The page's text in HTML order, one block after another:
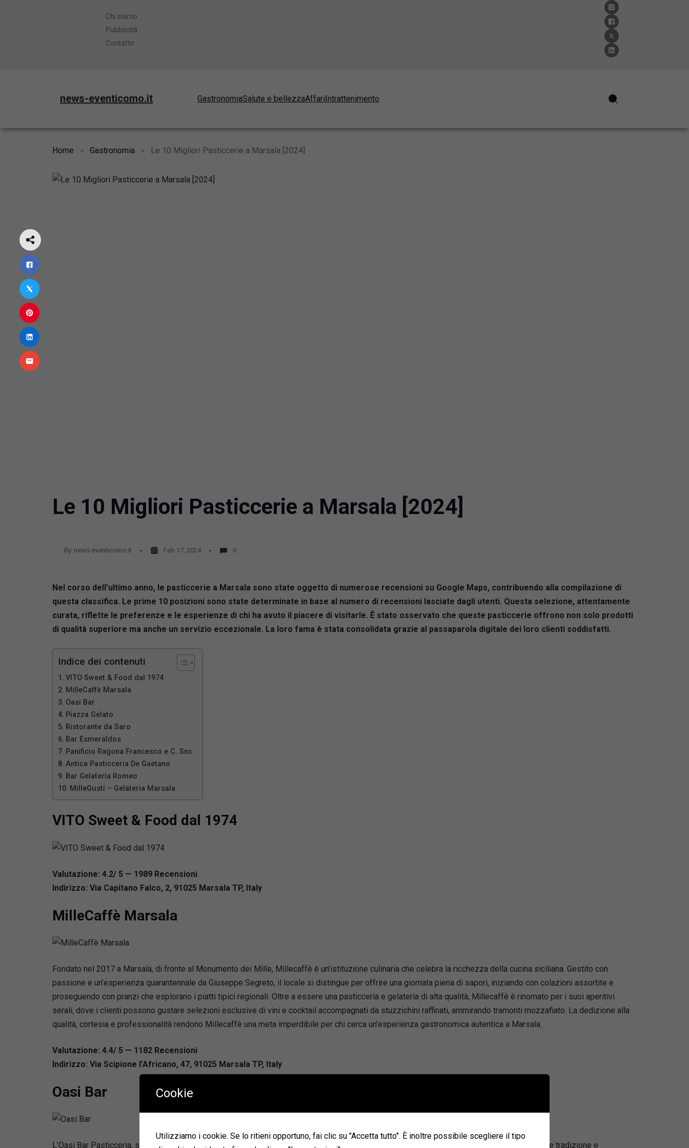
Chi siamo
Pubblicità
Contatto
news-eventicomo.it GastronomiaSalute e bellezzaAffari Intrattenimento
Home Gastronomia Le 10 Migliori Pasticcerie a Marsala [2024]
Le 10 Migliori Pasticcerie a Marsala [2024]
By news-eventicomo.it Feb 17, 2024 0
Nel corso dell’ultimo anno, le pasticcerie a Marsala sono state oggetto di numerose recensioni su Google Maps, contribuendo alla compilazione di
questa classifica. Le prime 10 posizioni sono state determinate in base al numero di recensioni lasciate dagli utenti. Questa selezione, attentamente
curata, riflette le preferenze e le esperienze di chi ha avuto il piacere di visitarle. È stato osservato che queste pasticcerie offrono non solo prodotti
di qualità superiore ma anche un servizio eccezionale. La loro fama è stata consolidata grazie al passaparola digitale dei loro clienti soddisfatti.
Indice dei contenuti
VITO Sweet & Food dal 1974
MilleCaffè Marsala
Oasi Bar
Piazza Gelato
Ristorante da Saro
Bar Esmeraldos
Panificio Ragona Francesco e C. Snc
Antica Pasticceria De Gaetano
Bar Gelateria Romeo
MilleGusti – Gelateria Marsala
VITO Sweet & Food dal 1974
Valutazione: 4.2/ 5 — 1989 Recensioni
Indirizzo: Via Capitano Falco, 2, 91025 Marsala TP, Italy
MilleCaffè Marsala
Fondato nel 2017 a Marsala, di fronte al Monumento dei Mille, Millecaffè è un’istituzione culinaria che celebra la ricchezza della cucina siciliana. Gestito con
passione e un’esperienza quarantennale da Giuseppe Segreto, il locale si distingue per offrire una giornata piena di sapori, iniziando con colazioni assortite e
proseguendo con pranzi che esplorano i piatti tipici regionali. Oltre a essere una pasticceria e gelateria di alta qualità, Millecaffè è rinomato per i suoi aperitivi
serali, dove i clienti possono gustare selezioni esclusive di vini e cocktail accompagnati da stuzzichini raffinati, ammirando tramonti mozzafiato. La dedizione alla
qualità, cortesia e professionalità rendono Millecaffè una meta imperdibile per chi cerca un’esperienza gastronomica autentica a Marsala.
Valutazione: 4.4/ 5 — 1182 Recensioni
Indirizzo: Via Scipione l’Africano, 47, 91025 Marsala TP, Italy
Oasi Bar
L’Oasi Bar Pasticceria, situata nel cuore di Marsala, rappresenta una vera e propria celebrazione dell’eccellenza gastronomica siciliana, dove tradizione e
Cookie
Utilizziamo i cookie. Se lo ritieni opportuno, fai clic su "Accetta tutto". È inoltre possibile scegliere il tipo